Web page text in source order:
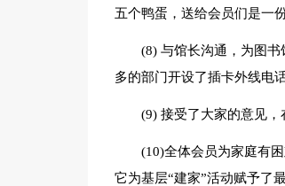
五个鸭蛋，送给会员们是一份
(8) 与馆长沟通，为图
多的部门开设了插卡外线电话
(9) 接受了大家的意见，
(10)全体会员为家庭有
它为基层“建家”活动赋予了